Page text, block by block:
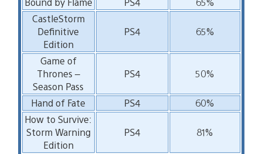
CastleStorm
Definitive
Edition
PS4 65%
Game of
Thrones –
Season Pass
PS4 50%
Hand of Fate PS4
60%
How to Survive:
Storm Warning
Edition
PS4 81%